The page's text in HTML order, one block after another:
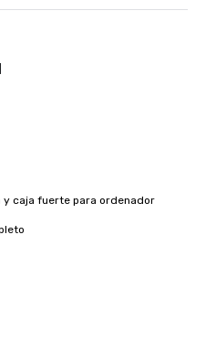
local expertise, and
y caja fuerte para ordenador